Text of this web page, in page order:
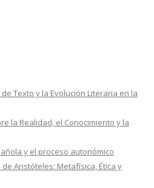
Texto y la Evolución Literaria en la
la Realidad, el Conocimiento y la
y el proceso autonómico
Aristóteles: Metafísica, Ética y